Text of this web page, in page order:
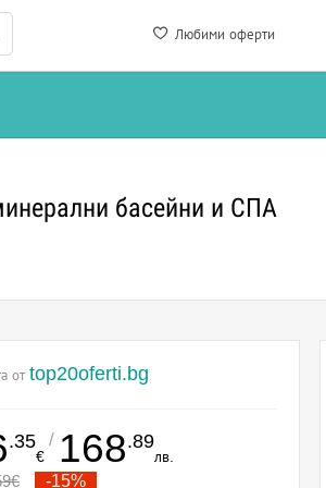
Любими оферти
басейни и СПА
от top20oferti.bg
.35
€
/ 168.89
лв.
€ -15%